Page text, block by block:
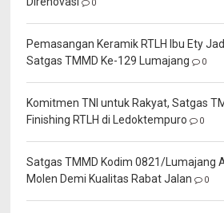
0
Pemasangan Keramik RTLH Ibu Ety
Satgas TMMD Ke-129 Lumajang
0
Komitmen TNI untuk Rakyat, Satgas
Finishing RTLH di Ledoktempuro
0
Satgas TMMD Kodim 0821/Lumajang
Molen Demi Kualitas Rabat Jalan
0